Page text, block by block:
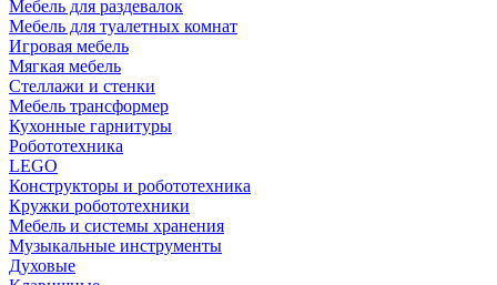
Мебель для раздевалок
Мебель для туалетных комнат
Игровая мебель
Мягкая мебель
Стеллажи и стенки
Мебель трансформер
Кухонные гарнитуры
Робототехника
LEGO
Конструкторы и робототехника
Кружки робототехники
Мебель и системы хранения
Музыкальные инструменты
Духовые